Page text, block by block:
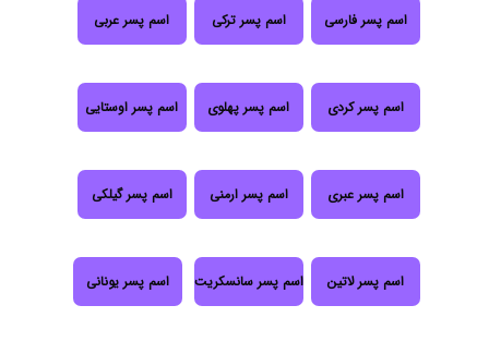
اسم پسر فارسی اسم پسر ترکی اسم پسر عربی
اسم پسر کردی اسم پسر پهلوی اسم پسر اوستایی
اسم پسر عبری اسم پسر ارمنی اسم پسر گیلکی
اسم پسر لاتین اسم پسر سانسکریت اسم پسر یونانی